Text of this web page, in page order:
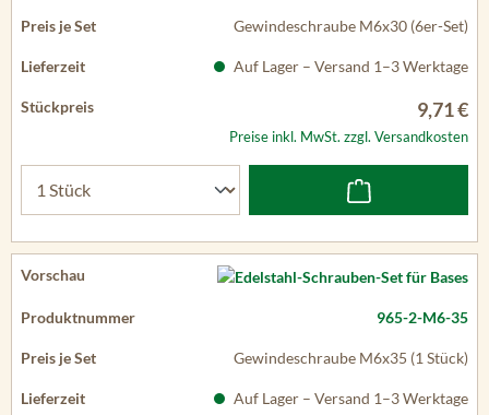
Gewindeschraube M6x30 (6er-Set)
Auf Lager – Versand 1–3 Werktage
9,71 €
Preise inkl. MwSt. zzgl. Versandkosten
965-2-M6-35
Gewindeschraube M6x35 (1 Stück)
Auf Lager – Versand 1–3 Werktage